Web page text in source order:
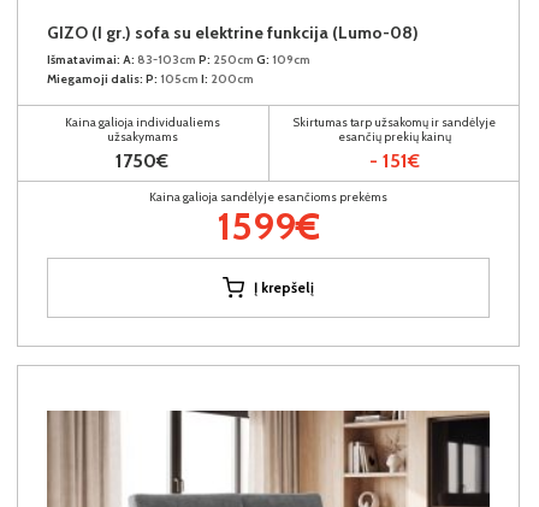
GIZO (I gr.) sofa su elektrine funkcija (Lumo-08)
Išmatavimai: A: 83-103cm P: 250cm G: 109cm
Miegamoji dalis: P: 105cm I: 200cm
Kaina galioja individualiems
užsakymams
1750€
Skirtumas tarp užsakomų ir sandėlyje
esančių prekių kainų
- 151€
Kaina galioja sandėlyje esančioms prekėms
1599€
Į krepšelį